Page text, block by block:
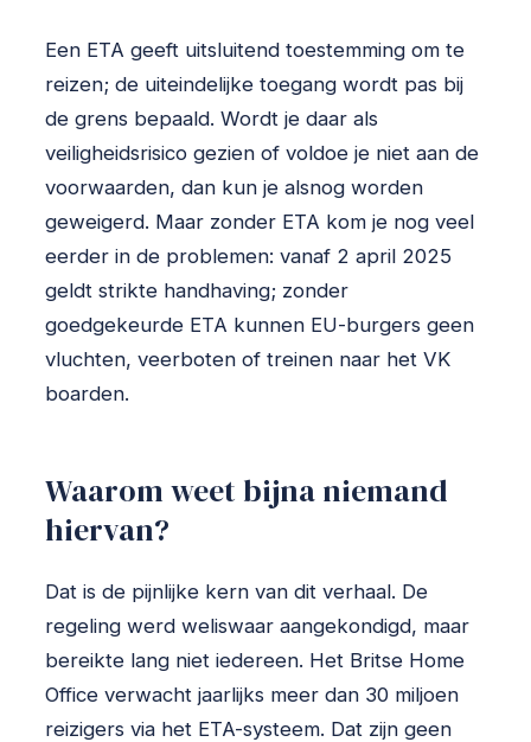
Een ETA geeft uitsluitend toestemming om te
reizen; de uiteindelijke toegang wordt pas bij
de grens bepaald. Wordt je daar als
veiligheidsrisico gezien of voldoe je niet aan de
voorwaarden, dan kun je alsnog worden
geweigerd. Maar zonder ETA kom je nog veel
eerder in de problemen: vanaf 2 april 2025
geldt strikte handhaving; zonder
goedgekeurde ETA kunnen EU-burgers geen
vluchten, veerboten of treinen naar het VK
boarden.
Waarom weet bijna niemand
hiervan?
Dat is de pijnlijke kern van dit verhaal. De
regeling werd weliswaar aangekondigd, maar
bereikte lang niet iedereen. Het Britse Home
Office verwacht jaarlijks meer dan 30 miljoen
reizigers via het ETA-systeem. Dat zijn geen